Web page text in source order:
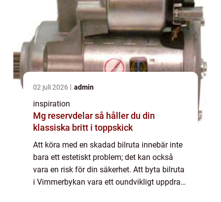
02 juli 2026 admin
inspiration
Mg reservdelar så håller du din
klassiska britt i toppskick
Att köra med en skadad bilruta innebär inte
bara ett estetiskt problem; det kan också
vara en risk för din säkerhet. Att byta bilruta
i Vimmerbykan vara ett oundvikligt uppdrag